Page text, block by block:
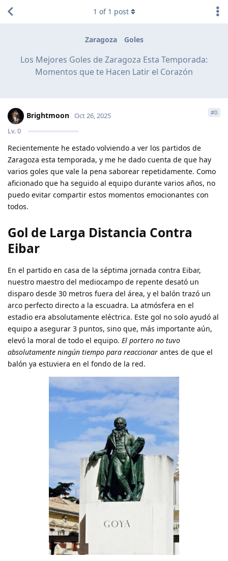
Zaragoza Goles
Los Mejores Goles de Zaragoza Esta Temporada:
Momentos que te Hacen Latir el Corazón
1 of 1 post
Brightmoon
Lv.0
Oct 26, 2025 #0
Recientemente he estado volviendo a ver los partidos de
Zaragoza esta temporada, y me he dado cuenta de que hay
varios goles que vale la pena saborear repetidamente. Como
aficionado que ha seguido al equipo durante varios años, no
puedo evitar compartir estos momentos emocionantes con
todos.
Gol de Larga Distancia Contra
Eibar
En el partido en casa de la séptima jornada contra Eibar,
nuestro maestro del mediocampo de repente desató un
disparo desde 30 metros fuera del área, y el balón trazó un
arco perfecto directo a la escuadra. La atmósfera en el
estadio era absolutamente eléctrica. Este gol no solo ayudó al
equipo a asegurar 3 puntos, sino que, más importante aún,
elevó la moral de todo el equipo. El portero no tuvo
absolutamente ningún tiempo para reaccionar antes de que el
balón ya estuviera en el fondo de la red.